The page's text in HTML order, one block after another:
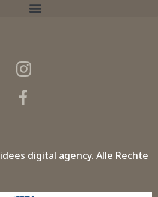
idees digital agency. Alle Rechte